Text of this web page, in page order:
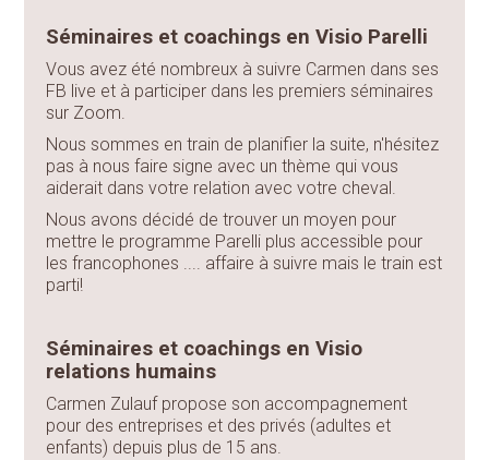
Séminaires et coachings en Visio Parelli
Vous avez été nombreux à suivre Carmen dans ses
FB live et à participer dans les premiers séminaires
sur Zoom.
Nous sommes en train de planifier la suite, n'hésitez
pas à nous faire signe avec un thème qui vous
aiderait dans votre relation avec votre cheval.
Nous avons décidé de trouver un moyen pour
mettre le programme Parelli plus accessible pour
les francophones .... affaire à suivre mais le train est
parti!
Séminaires et coachings en Visio
relations humains
Carmen Zulauf propose son accompagnement
pour des entreprises et des privés (adultes et
enfants) depuis plus de 15 ans.